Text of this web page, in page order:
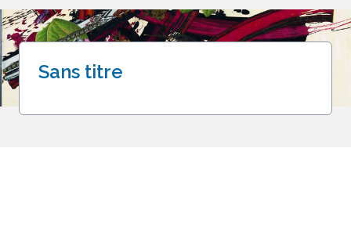
Nous contacter
Sans titre